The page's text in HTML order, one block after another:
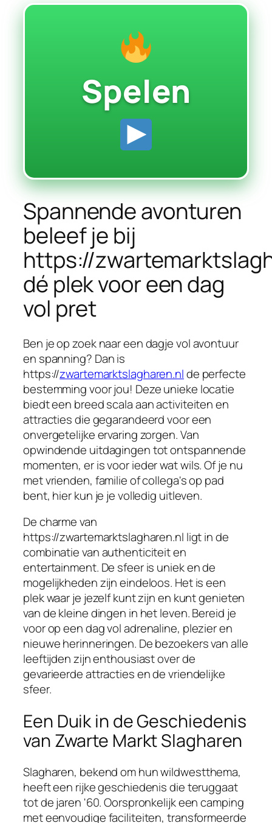
Spelen
Spannende avonturen
beleef je bij
https://
dé plek voor een dag
vol pret
Ben je op zoek naar een dagje vol avontuur
en spanning? Dan is
https://zwartemarktslagharen.nlde perfecte
bestemming voor jou! Deze unieke locatie
biedt een breed scala aan activiteiten en
attracties die gegarandeerd voor een
onvergetelijke ervaring zorgen. Van
opwindende uitdagingen tot ontspannende
momenten, er is voor ieder wat wils. Of je nu
met vrienden, familie of collega's op pad
bent, hier kun je je volledig uitleven.
De charme van
https://zwartemarktslagharen.nl ligt in de
combinatie van authenticiteit en
entertainment. De sfeer is uniek en de
mogelijkheden zijn eindeloos. Het is een
plek waar je jezelf kunt zijn en kunt genieten
van de kleine dingen in het leven. Bereid je
voor op een dag vol adrenaline, plezier en
nieuwe herinneringen. De bezoekers van alle
leeftijden zijn enthousiast over de
gevarieerde attracties en de vriendelijke
sfeer.
Een Duik in de Geschiedenis
van Zwarte Markt Slagharen
Slagharen, bekend om hun wildwestthema,
heeft een rijke geschiedenis die teruggaat
tot de jaren '60. Oorspronkelijk een camping
met eenvoudige faciliteiten, transformeerde